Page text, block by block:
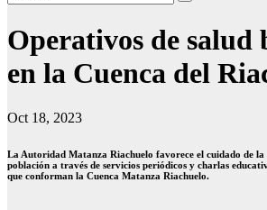
Operativos de salud
en la Cuenca del
Oct 18, 2023
La Autoridad Matanza Riachuelo favorece el cuidado de la
población a través de servicios periódicos y charlas
que conforman la Cuenca Matanza Riachuelo.